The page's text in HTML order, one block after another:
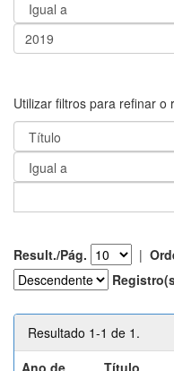
Utilizar filtros para refinar o
Result./Pág. |
Resultado 1-1 de 1.
Ano de
Título